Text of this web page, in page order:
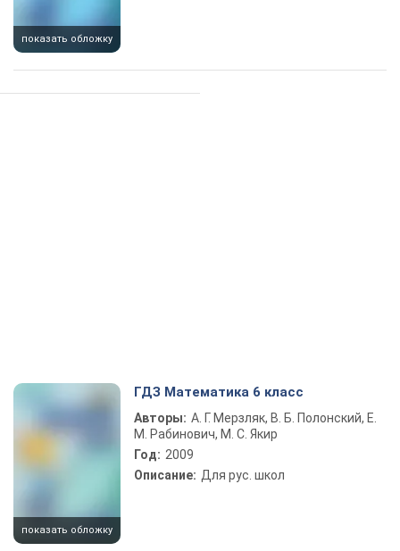
показать обложку
показать обложку
ГДЗ Математика 6 класс
Авторы: А. Г. Мерзляк, В. Б. Полонский, Е.
М. Рабинович, М. С. Якир
Год: 2009
Описание: Для рус. школ